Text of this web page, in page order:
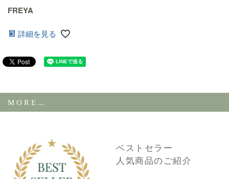
FREYA
詳細を見る
M O R E ...
ベストセラー
人気商品のご紹介